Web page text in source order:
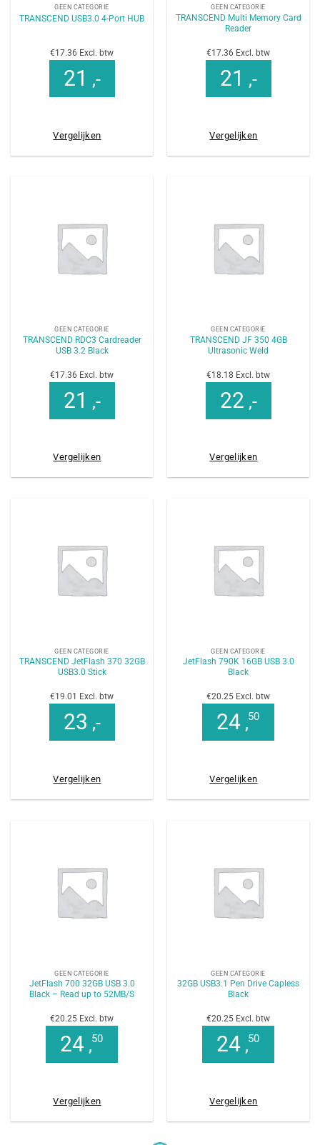
GEEN CATEGORIE
TRANSCEND USB3.0 4-Port HUB
€17.36 Excl. btw
21 ,-
Vergelijken
GEEN CATEGORIE
TRANSCEND Multi Memory Card
Reader
€17.36 Excl. btw
21 ,-
Vergelijken
GEEN CATEGORIE
TRANSCEND RDC3 Cardreader
USB 3.2 Black
€17.36 Excl. btw
21 ,-
Vergelijken
GEEN CATEGORIE
TRANSCEND JF 350 4GB
Ultrasonic Weld
€18.18 Excl. btw
22 ,-
Vergelijken
GEEN CATEGORIE
TRANSCEND JetFlash 370 32GB
USB3.0 Stick
€19.01 Excl. btw
23 ,-
Vergelijken
GEEN CATEGORIE
JetFlash 790K 16GB USB 3.0
Black
€20.25 Excl. btw
24 ,50
Vergelijken
GEEN CATEGORIE
JetFlash 700 32GB USB 3.0
Black – Read up to 52MB/S
€20.25 Excl. btw
24 ,50
Vergelijken
GEEN CATEGORIE
32GB USB3.1 Pen Drive Capless
Black
€20.25 Excl. btw
24 ,50
Vergelijken